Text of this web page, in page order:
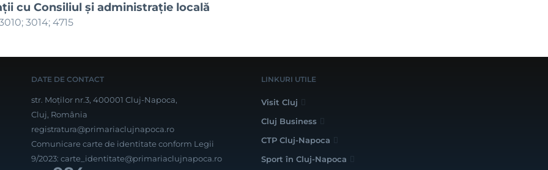
cu Consiliul şi administraţie locală
3014; 4715
DATE DE CONTACT
str. Moților nr.3, 400001 Cluj-Napoca,
Cluj, România
registratura@primariaclujnapoca.ro
Comunicare carte de identitate conform Legii
9/2023: carte_identitate@primariaclujnapoca.ro
LINKURI UTILE
Visit Cluj
Cluj Business
CTP Cluj-Napoca
Sport în Cluj-Napoca